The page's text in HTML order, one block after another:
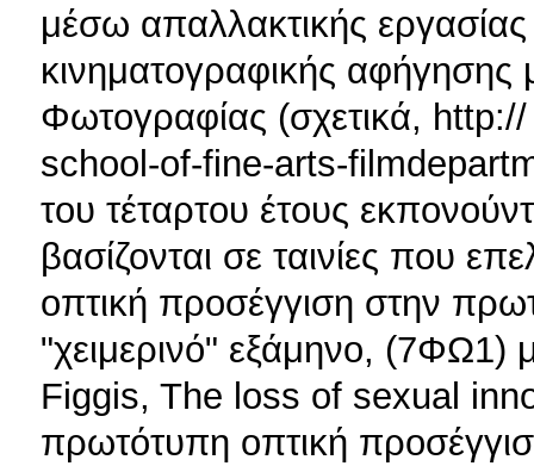
μέσω απαλλακτικής
κινηματογραφικής
Φωτογραφίας (σχετικά,
school-of-fine-arts-
του τέταρτου έτους
βασίζονται σε ταινίες που
οπτική προσέγγιση στην
"χειμερινό" εξάμηνο, (7ΦΩ1)
Figgis, The loss of sexual
πρωτότυπη οπτική